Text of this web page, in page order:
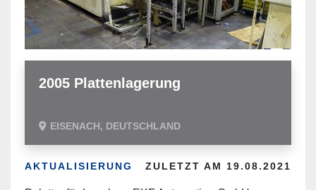
2005 Plattenlagerung
EISENACH, DEUTSCHLAND
AKTUALISIERUNG ZULETZT AM 19.08.2021